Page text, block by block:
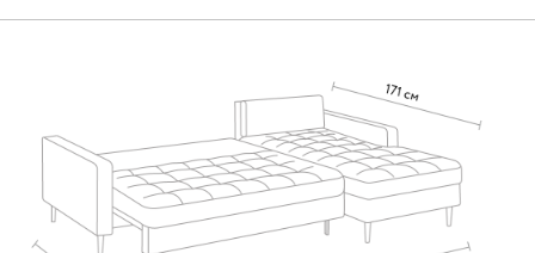
1 006 760